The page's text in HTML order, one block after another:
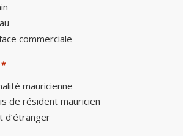
commerciale
*
mauricienne
de résident mauricien
d’étranger